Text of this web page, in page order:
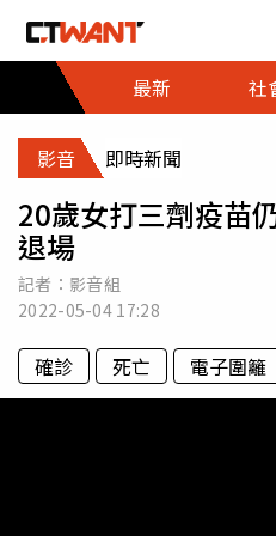
最新
社
影音 即時新聞
20歲女打三劑疫苗
退場
記者：影音組
2022-05-04 17:28
確診 死亡 電子圍籬